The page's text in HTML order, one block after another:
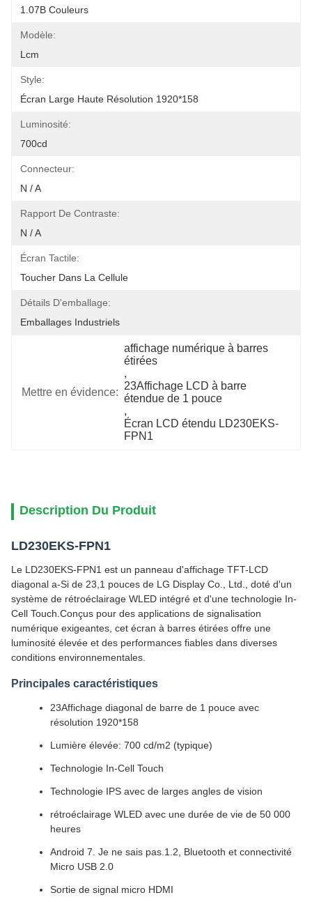
1.07B Couleurs
Modèle:
Lcm
Style:
Écran Large Haute Résolution 1920*158
Luminosité:
700cd
Connecteur:
N / A
Rapport De Contraste:
N / A
Écran Tactile:
Toucher Dans La Cellule
Détails D'emballage:
Emballages Industriels
Mettre en évidence:
affichage numérique à barres
étirées
,
23Affichage LCD à barre
étendue de 1 pouce
,
Écran LCD étendu LD230EKS-
FPN1
Description Du Produit
LD230EKS-FPN1
Le LD230EKS-FPN1 est un panneau d'affichage TFT-LCD
diagonal a-Si de 23,1 pouces de LG Display Co., Ltd., doté d'un
système de rétroéclairage WLED intégré et d'une technologie In-
Cell Touch.Conçus pour des applications de signalisation
numérique exigeantes, cet écran à barres étirées offre une
luminosité élevée et des performances fiables dans diverses
conditions environnementales.
Principales caractéristiques
23Affichage diagonal de barre de 1 pouce avec
résolution 1920*158
Lumière élevée: 700 cd/m2 (typique)
Technologie In-Cell Touch
Technologie IPS avec de larges angles de vision
rétroéclairage WLED avec une durée de vie de 50 000
heures
Android 7. Je ne sais pas.1.2, Bluetooth et connectivité
Micro USB 2.0
Sortie de signal micro HDMI